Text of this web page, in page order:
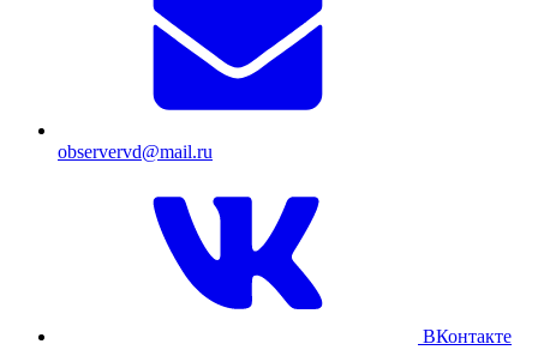
observervd@mail.ru
ВКонтакте